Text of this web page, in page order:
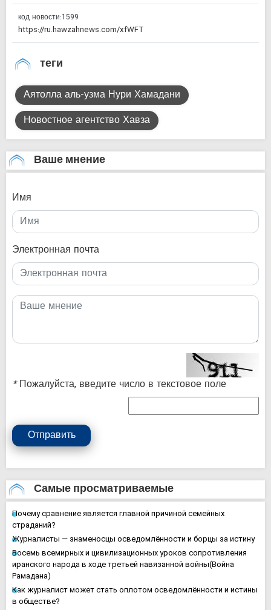
код новости:1599
теги
Аятолла аль-узма Нури Хамадани
Новостное агентство Хавза
Ваше мнение
Имя
Электронная почта
*Пожалуйста, введите число в текстовое поле
Отправить
Самые просматриваемые
Почему сравнение является главной причиной семейных
страданий?
Журналисты — знаменосцы осведомлённости и борцы за истину
Восемь всемирных и цивилизационных уроков сопротивления
иранского народа в ходе третьей навязанной войны(Война
Рамадана)
Как журналист может стать оплотом осведомлённости и истины
в обществе?